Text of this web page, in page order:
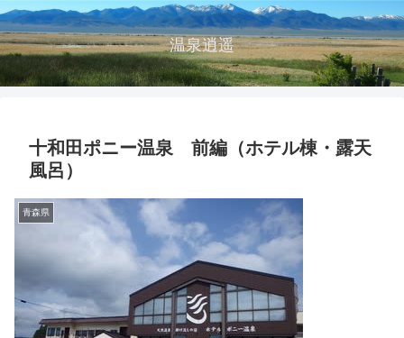
温泉逍遥
十和田ポニー温泉 前編（ホテル棟・露天
風呂）
青森県